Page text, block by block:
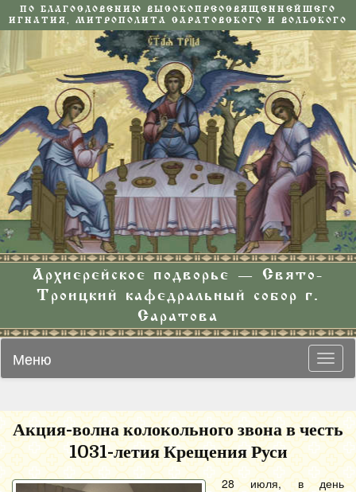
ПО БЛАГОСЛОВЕНИЮ ВЫСОКОПРЕОСВЯЩЕННЕЙШЕГО
ИГНАТИЯ, МИТРОПОЛИТА САРАТОВСКОГО И ВОЛЬСКОГО
Архиерейское подворье — Свято-
Троицкий кафедральный собор г.
Саратова
Меню
Акция-волна колокольного звона в честь
1031-летия Крещения Руси
28 июля, в день